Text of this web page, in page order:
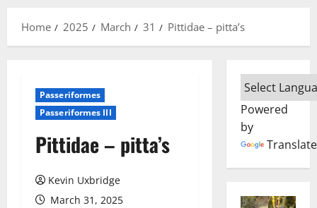
Home
2025 March 31 Pittidae – pitta’s
Passeriformes
Passeriformes III
Pittidae – pitta’s
Kevin Uxbridge
March 31, 2025
Powered
by
Translate